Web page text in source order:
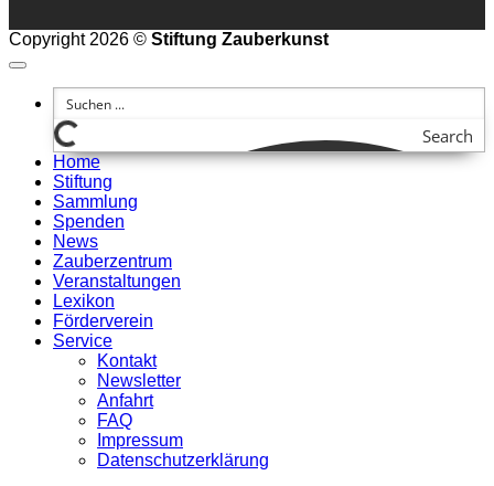
Copyright 2026 © Stiftung Zauberkunst
Search
Home
Stiftung
Sammlung
Spenden
News
Zauberzentrum
Veranstaltungen
Lexikon
Förderverein
Service
Kontakt
Newsletter
Anfahrt
FAQ
Impressum
Datenschutzerklärung